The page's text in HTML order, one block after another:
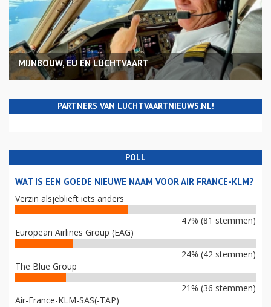
MIJNBOUW, EU EN LUCHTVAART
PARTNERS VAN LUCHTVAARTNIEUWS.NL!
POLL
WAT IS EEN GOEDE NIEUWE NAAM VOOR AIR FRANCE-KLM?
Verzin alsjeblieft iets anders
47% (81 stemmen)
European Airlines Group (EAG)
24% (42 stemmen)
The Blue Group
21% (36 stemmen)
Air-France-KLM-SAS(-TAP)